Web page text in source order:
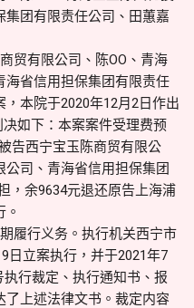
团有限责任公司、田蕙嘉
贸有限公司、陈OO、青海
海省信用担保集团有限责任
本院于2020年12月2日作出
如下：本案案件受理费预
告西宁宝玉陈商贸有限公
司、青海省信用担保集团
，余9634元退还原告上海浦
。
履行义务。执行机关西宁市
日立案执行，并于2021年7
行裁定、执行通知书、报
了上述法律文书。裁定内容